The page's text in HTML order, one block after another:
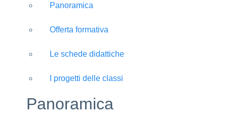
Panoramica
Offerta formativa
Le schede didattiche
I progetti delle classi
Panoramica